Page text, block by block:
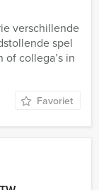
verschillende
spel
of collega’s in
Favoriet